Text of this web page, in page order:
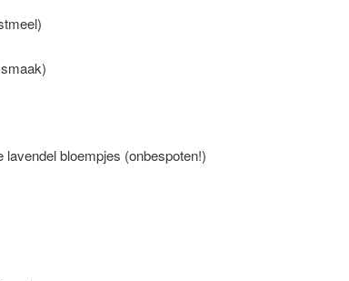
bloempjes (onbespoten!)